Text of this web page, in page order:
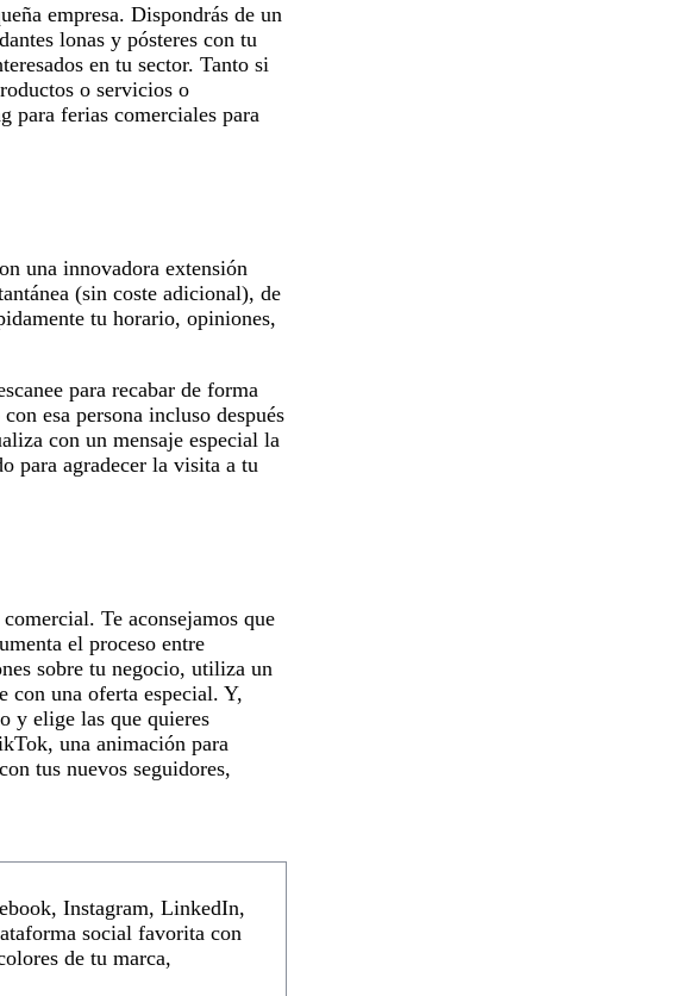
empresa. Dispondrás de un
lonas y pósteres con tu
en tu sector. Tanto si
o servicios o
para ferias comerciales para
una innovadora extensión
(sin coste adicional), de
tu horario, opiniones,
para recabar de forma
esa persona incluso después
con un mensaje especial la
para agradecer la visita a tu
Te aconsejamos que
el proceso entre
sobre tu negocio, utiliza un
con una oferta especial. Y,
y elige las que quieres
una animación para
tus nuevos seguidores,
Instagram, LinkedIn,
social favorita con
de tu marca,